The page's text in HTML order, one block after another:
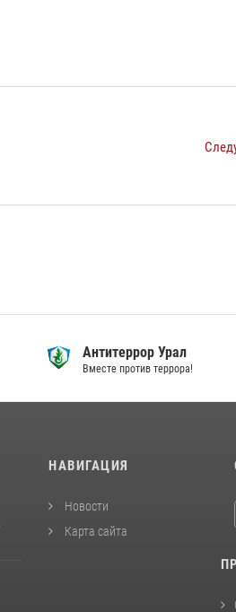
Антитеррор Урал
Вместе против террора!
НАВИГАЦИЯ
Новости
Карта сайта